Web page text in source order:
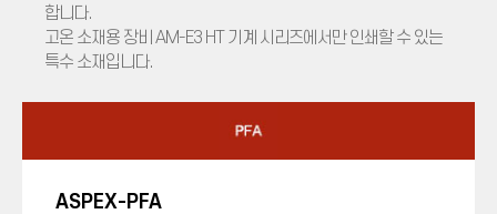
합니다.
고온 소재용 장비 AM-E3 HT 기계 시리즈에서만 인쇄할 수 있는
특수 소재입니다.
ASPEX-PFA